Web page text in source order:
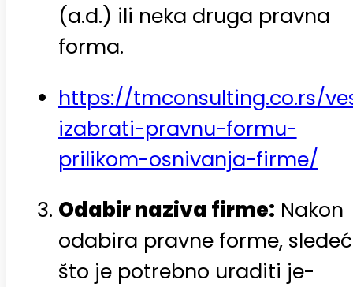
(a.d.) ili neka druga pravna
forma.
https://tmconsulting.co.rs/
izabrati-pravnu-formu-
prilikom-osnivanja-firme/
Odabir naziva firme: Nakon
odabira pravne forme,
što je potrebno uraditi je-